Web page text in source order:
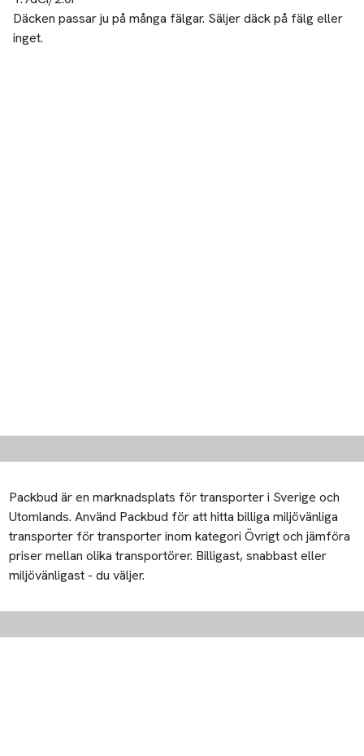
Däcken passar ju på många fälgar. Säljer däck på fälg eller
inget.
Packbud är en marknadsplats för transporter i Sverige och
Utomlands. Använd Packbud för att hitta billiga miljövänliga
transporter för transporter inom kategori Övrigt och jämföra
priser mellan olika transportörer. Billigast, snabbast eller
miljövänligast - du väljer.